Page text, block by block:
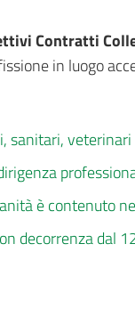
Contratti
in luogo
sanitari,
dirigenza
è contenuto
decorrenza dal